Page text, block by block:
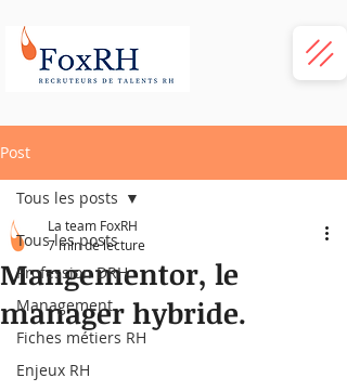
Post
Tous les posts
Profession DRH
Management
Fiches métiers RH
Enjeux RH
Tous les posts
Mangementor, le
manager hybride.
La team FoxRH
7 min de lecture